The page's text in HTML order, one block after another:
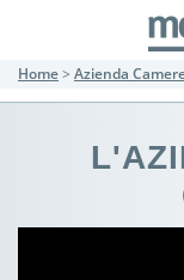
Home> Azienda